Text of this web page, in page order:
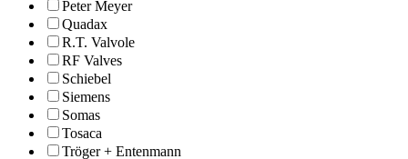
Peter Meyer
Quadax
R.T. Valvole
RF Valves
Schiebel
Siemens
Somas
Tosaca
Tröger + Entenmann